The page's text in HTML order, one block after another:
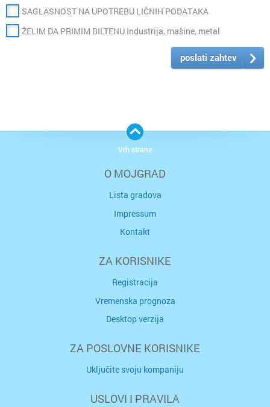
SAGLASNOST NA UPOTREBU LIČNIH PODATAKA
ŽELIM DA PRIMIM BILTENU Industrija, mašine, metal
poslati zahtev
O MOJGRAD
Lista gradova
Impressum
Kontakt
ZA KORISNIKE
Registracija
Vremenska prognoza
Desktop verzija
ZA POSLOVNE KORISNIKE
Uključite svoju kompaniju
USLOVI I PRAVILA
Vrh strane